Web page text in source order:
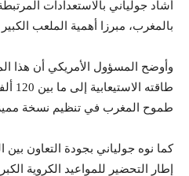
أشاد جولياني بالاستعدادات
بالمغرب، مبرزا أهمية الملعب الكبير
وأوضح المسؤول الأمريكي أن هذا
طموح المغرب في تنظيم نسخة
كما نوه جولياني بجودة التعاون
إطار التحضير للمواعيد الكروية